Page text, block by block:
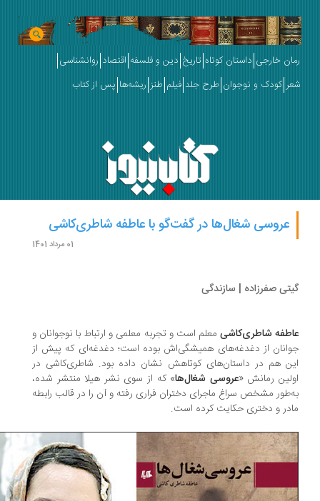
خارجی داستان کوتاه تاریخ دین و فلسفه اقتصاد روانشناسی
کودک و نوجوان طرح جلد فیلم طنز ریشه‌ها پس از کتاب
عروسی شغال‌ها در گفت‌گو با عاطفه شاطری‌کاشی
صفرزاده | سازندگی
شاطری‌کاشیمعلم است و تجربه معلمی و ارتباط با نوجوانان و
از دغدغه‌های همیشگی‌اش بوده است؛ دغدغه‌ای که پیش از
هم در داستان‌های کوتاهش نشان داده بود. شاطری‌کاشی در
رمانش «عروسی‌ شغال‌ها» که از سوی نشر هیلا منتشر شده،
مشخص سراغ ماجرای دختران فراری رفته و آن را در قالب رابطه
و دختری حکایت کرده است.